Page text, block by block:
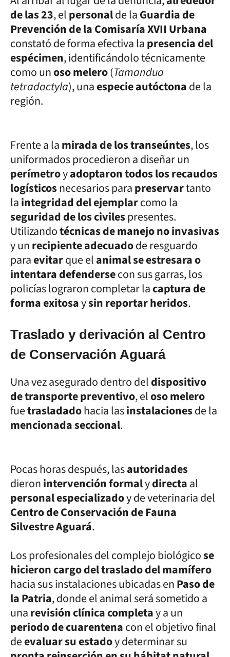
de las 23, elpersonalde laGuardia de
Prevención de la Comisaría XVII Urbana
constató de forma efectiva lapresencia del
espécimen, identificándolo técnicamente
como unoso melero(Tamandua
tetradactyla), unaespecie autóctonade la
región.
Frente a lamirada de los transeúntes, los
uniformados procedieron a diseñar un
perímetroyadoptaron todos los recaudos
logísticosnecesarios parapreservartanto
laintegridad del ejemplarcomo la
seguridad de los civilespresentes.
Utilizandotécnicas de manejo no invasivas
y unrecipiente adecuadode resguardo
paraevitarque elanimal se estresara o
intentara defendersecon sus garras, los
policías lograron completar lacaptura de
forma exitosaysin reportar heridos.
Traslado y derivación al Centro
de Conservación Aguará
Una vez asegurado dentro deldispositivo
de transporte preventivo, eloso melero
fuetrasladadohacia lasinstalacionesde la
mencionada seccional.
Pocas horas después, lasautoridades
dieronintervención formalydirectaal
personal especializadoy de veterinaria del
Centro de Conservación de Fauna
Silvestre Aguará.
Los profesionales del complejo biológicose
hicieron cargo del traslado del mamífero
hacia sus instalaciones ubicadas enPaso de
la Patria, donde el animal será sometido a
unarevisión clínica completay a un
periodo de cuarentenacon el objetivo final
deevaluar su estadoy determinar su